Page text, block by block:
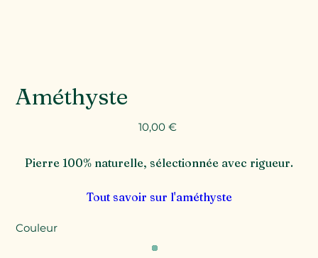
Améthyste
Prix
10,00 €
Pierre 100% naturelle, sélectionnée avec rigueur.
Tout savoir sur l'améthyste
Couleur